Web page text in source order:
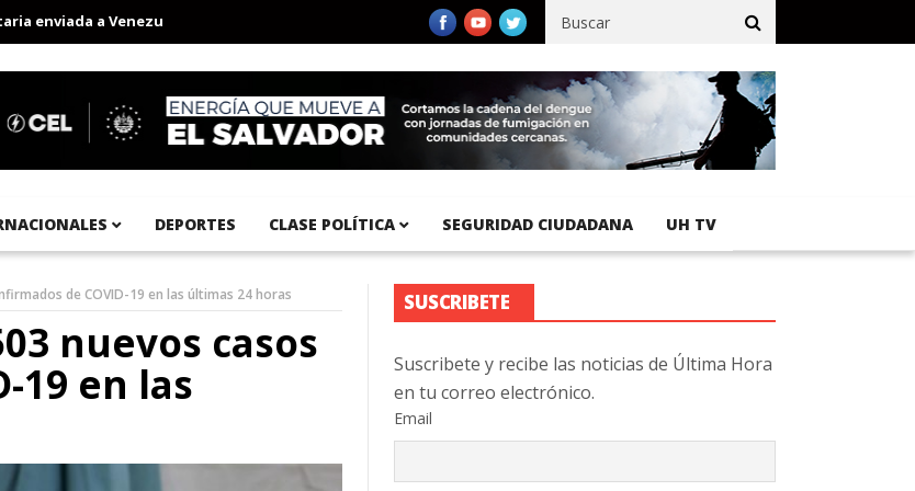
a Venezuela Aeropuerto Internacional del Pacífico registra 92 % de avance en obras de terracería
DEPORTES CLASE POLÍTICA SEGURIDAD CIUDADANA UH TV
de COVID-19 en las últimas 24 horas
nuevos casos
19 en las
SUSCRIBETE
Suscribete y recibe las noticias de Última Hora
en tu correo electrónico.
Email